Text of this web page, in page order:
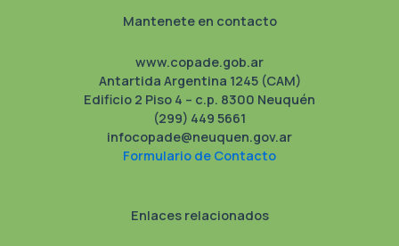
Mantenete en contacto
www.copade.gob.ar
Antartida Argentina 1245 (CAM)
Edificio 2 Piso 4 – c.p. 8300 Neuquén
(299) 449 5661
infocopade@neuquen.gov.ar
Formulario de Contacto
Enlaces relacionados